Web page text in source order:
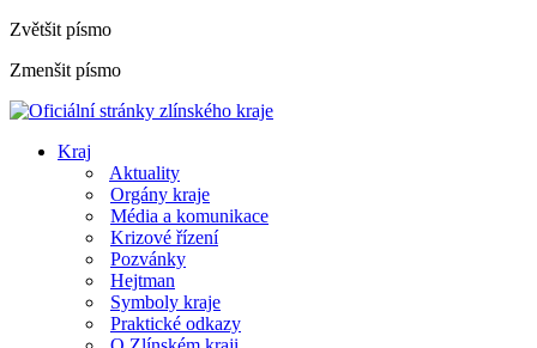
Zvětšit písmo
Zmenšit písmo
Kraj
Aktuality
Orgány kraje
Média a komunikace
Krizové řízení
Pozvánky
Hejtman
Symboly kraje
Praktické odkazy